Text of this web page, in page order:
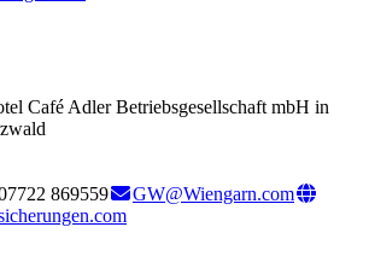
Café Adler Betriebsgesellschaft mbH in
869559
GW@Wiengarn.com